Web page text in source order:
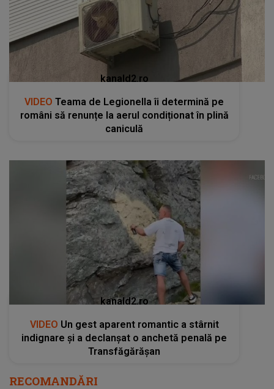
kanald2.ro
VIDEO Teama de Legionella îi determină pe
români să renunțe la aerul condiționat în plină
caniculă
kanald2.ro
VIDEO Un gest aparent romantic a stârnit
indignare și a declanșat o anchetă penală pe
Transfăgărășan
RECOMANDĂRI